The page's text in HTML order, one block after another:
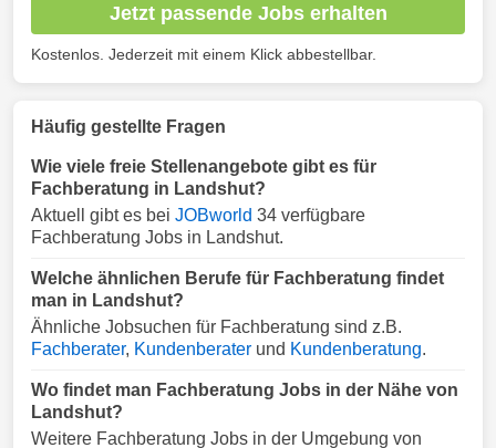
Jetzt passende Jobs erhalten
Kostenlos. Jederzeit mit einem Klick abbestellbar.
Häufig gestellte Fragen
Wie viele freie Stellenangebote gibt es für
Fachberatung in Landshut?
Aktuell gibt es bei JOBworld 34 verfügbare
Fachberatung Jobs in Landshut.
Welche ähnlichen Berufe für Fachberatung findet
man in Landshut?
Ähnliche Jobsuchen für Fachberatung sind z.B.
Fachberater, Kundenberater und Kundenberatung.
Wo findet man Fachberatung Jobs in der Nähe von
Landshut?
Weitere Fachberatung Jobs in der Umgebung von